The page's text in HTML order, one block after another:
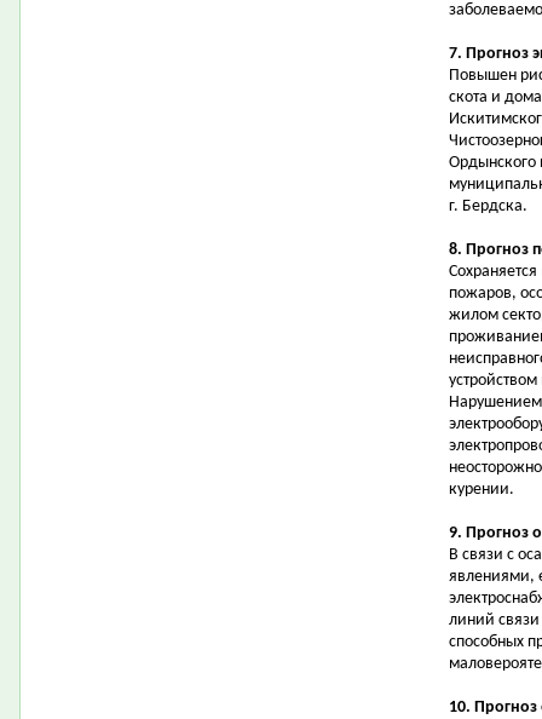
7. Прогноз
Повышен
скота и
Ордынского
г. Бердска.
8. Прогноз
пожаров,
жилом
Нарушением
курении.
9. Прогноз
В связи с
явлениями,
линий
способных
10.